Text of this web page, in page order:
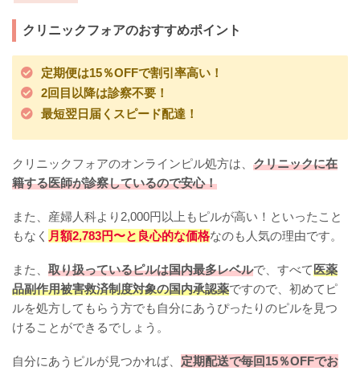
クリニックフォアのおすすめポイント
定期便は15％OFFで割引率高い！
2回目以降は診察不要！
最短翌日届くスピード配達！
クリニックフォアのオンラインピル処方は、 クリニックに在
籍する医師が診察しているので安心！
また、産婦人科より2,000円以上もピルが高い！といったこと
もなく 月額2,783円〜と良心的な価格なのも人気の理由です。
また、 取り扱っているピルは国内最多レベルで、すべて医薬
品副作用被害救済制度対象の国内承認薬ですので、初めてピ
ルを処方してもらう方でも自分にあうぴったりのピルを見つ
けることができるでしょう。
自分にあうピルが見つかれば、 定期配送で毎回15％OFFでお